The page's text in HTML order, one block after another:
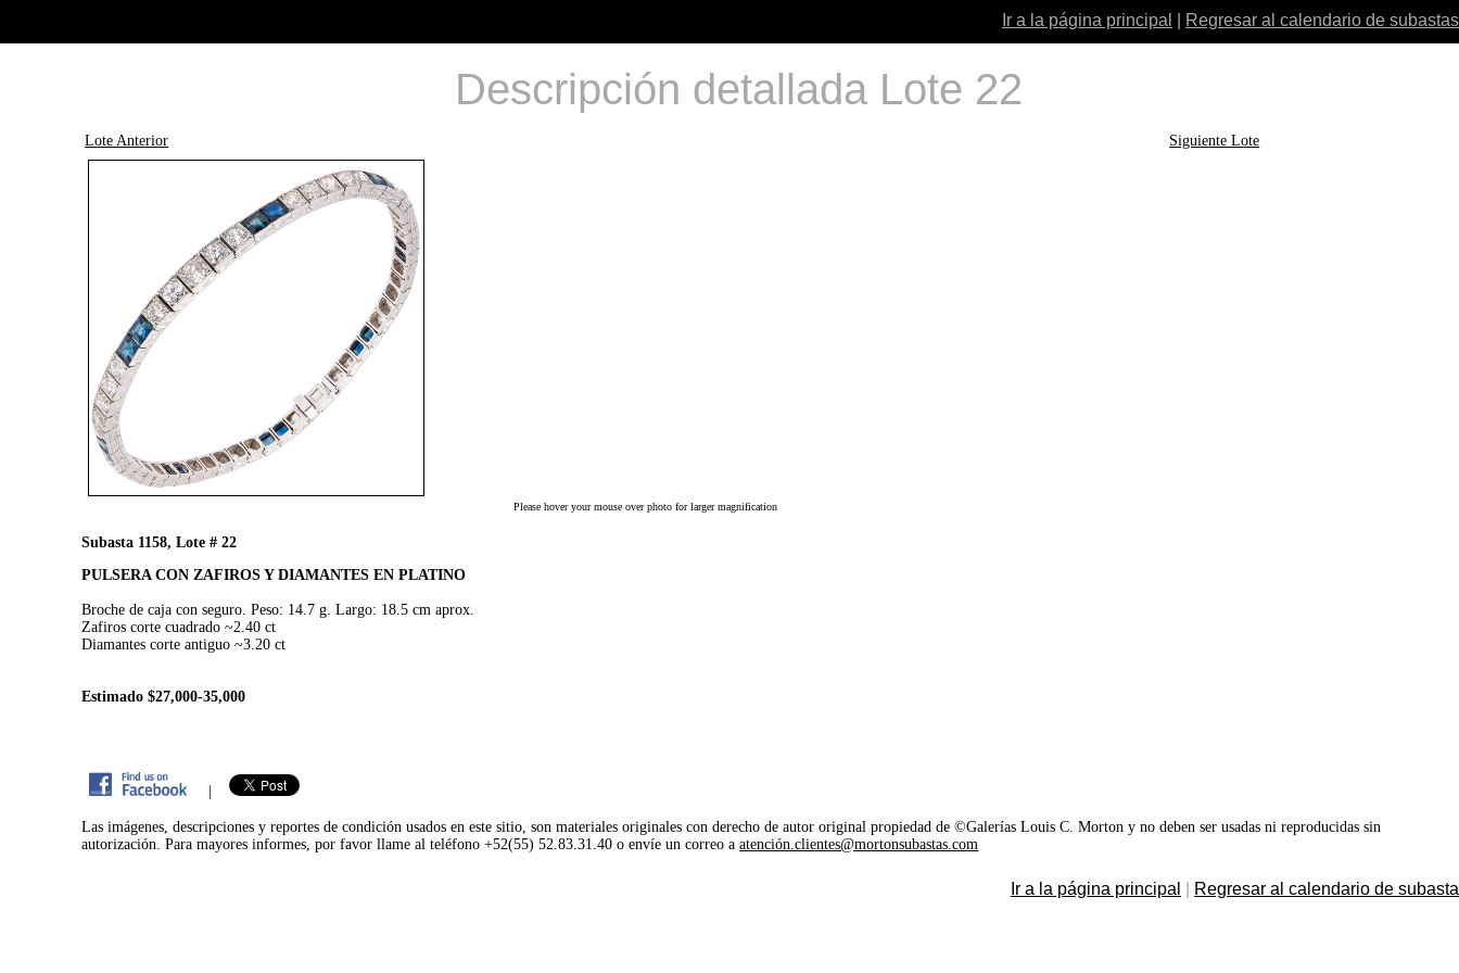
Ir a la página principal Regresar al calendario de subastas
Descripción detallada Lote 22
Lote Anterior Siguiente Lote
Please hover your mouse over photo for larger magnification
Subasta 1158, Lote # 22
PULSERA CON ZAFIROS Y DIAMANTES EN PLATINO
Broche de caja con seguro. Peso: 14.7 g. Largo: 18.5 cm aprox.
Zafiros corte cuadrado ~2.40 ct
Diamantes corte antiguo ~3.20 ct
Estimado $27,000-35,000
|
Las imágenes, descripciones y reportes de condición usados en este sitio, son materiales originales con derecho de autor original propiedad de ©Galerías Louis C. Morton y no deben ser usadas ni reproducidas sin
autorización. Para mayores informes, por favor llame al teléfono +52(55) 52.83.31.40 o envíe un correo aatención.clientes@mortonsubastas.com
Ir a la página principal Regresar al calendario de